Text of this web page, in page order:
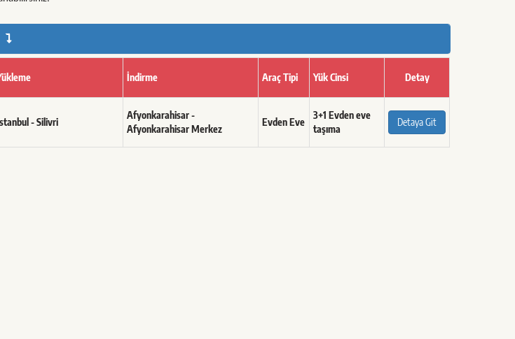
İndirme Araç Tipi Yük Cinsi Detay
- Silivri
Afyonkarahisar -
Afyonkarahisar Merkez
Evden Eve
3+1 Evden eve
taşıma
Detaya Git